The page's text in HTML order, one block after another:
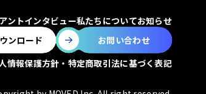
ントインタビュー私たちについてお知らせ
ンロード
お問い合わせ
情報保護方針・特定商取引法に基づく表記